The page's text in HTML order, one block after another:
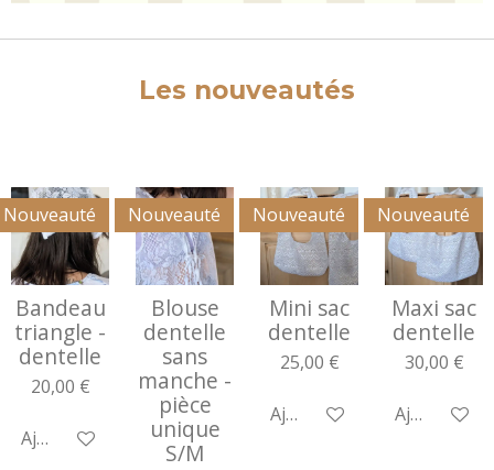
Les nouveautés
Nouveauté
Bandeau
triangle -
dentelle
20,00 €
Ajouter au panier
Nouveauté
Blouse
dentelle
sans
manche -
pièce
unique
S/M
Nouveauté
Mini sac
dentelle
25,00 €
Ajouter au panier
Nouveauté
Maxi sac
dentelle
30,00 €
Ajouter au